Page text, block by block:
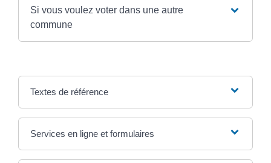
Si vous voulez voter dans une autre
commune
Textes de référence
Services en ligne et formulaires